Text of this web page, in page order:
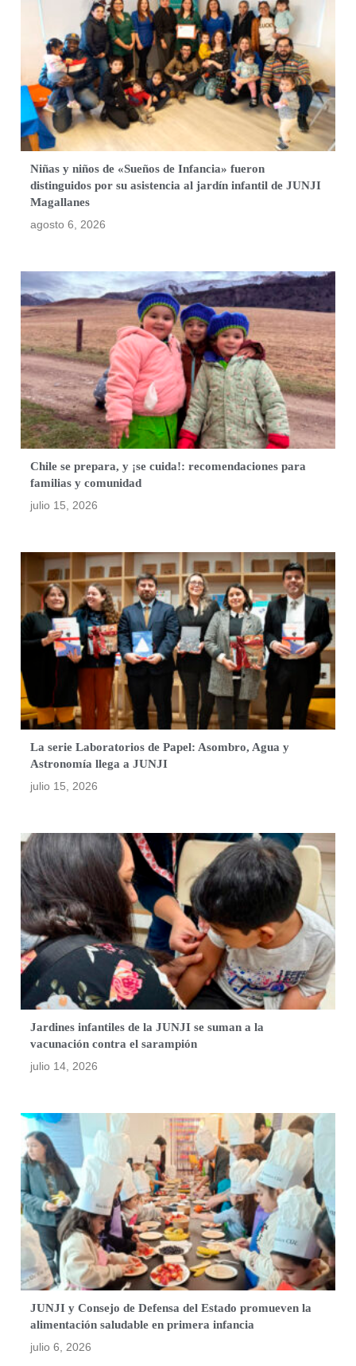
Niñas y niños de «Sueños de Infancia» fueron
distinguidos por su asistencia al jardín infantil de JUNJI
Magallanes
agosto 6, 2026
Chile se prepara, y ¡se cuida!: recomendaciones para
familias y comunidad
julio 15, 2026
La serie Laboratorios de Papel: Asombro, Agua y
Astronomía llega a JUNJI
julio 15, 2026
Jardines infantiles de la JUNJI se suman a la
vacunación contra el sarampión
julio 14, 2026
JUNJI y Consejo de Defensa del Estado promueven la
alimentación saludable en primera infancia
julio 6, 2026